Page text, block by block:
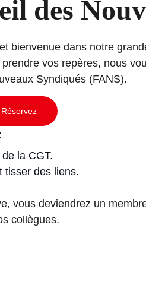
bienvenue dans notre
vos repères, nous
Syndiqués (FANS).
la CGT.
tisser des liens.
vous deviendrez un
collègues.
des
Réservez